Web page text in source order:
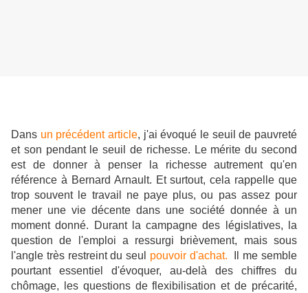
Dans un précédent article, j'ai évoqué le seuil de pauvreté
et son pendant le seuil de richesse. Le mérite du second
est de donner à penser la richesse autrement qu'en
référence à Bernard Arnault. Et surtout, cela rappelle que
trop souvent le travail ne paye plus, ou pas assez pour
mener une vie décente dans une société donnée à un
moment donné. Durant la campagne des législatives, la
question de l'emploi a ressurgi brièvement, mais sous
l'angle très restreint du seul pouvoir d'achat. Il me semble
pourtant essentiel d'évoquer, au-delà des chiffres du
chômage, les questions de flexibilisation et de précarité,